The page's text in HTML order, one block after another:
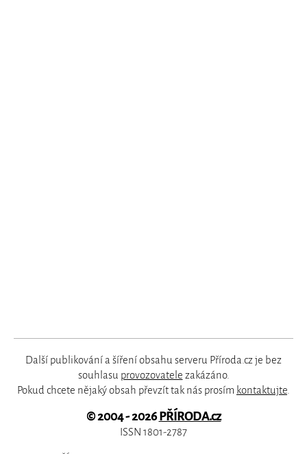
Další publikování a šíření obsahu serveru Příroda.cz je bez
souhlasu provozovatele zakázáno.
Pokud chcete nějaký obsah převzít tak nás prosím kontaktujte
© 2004 - 2026PŘÍRODA.cz
ISSN 1801-2787